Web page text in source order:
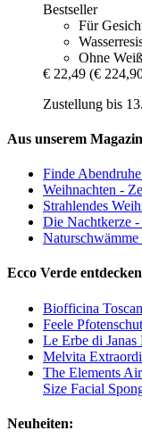
Bestseller
Für
Ohne
€ 22,49 (€
Zustellung bis
Aus unserem
Finde
Weihnachten -
Strahlendes
Die Nachtkerze
Ecco Verde
Biofficina
Feele
Le Erbe di Janas
Melvita
The Elements
Size Facial
Neuheiten: